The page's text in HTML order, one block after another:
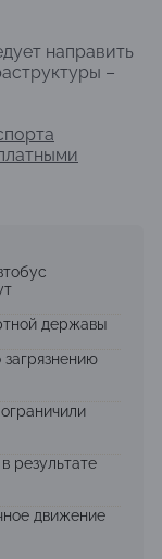
направить
–
державы
результате
движение